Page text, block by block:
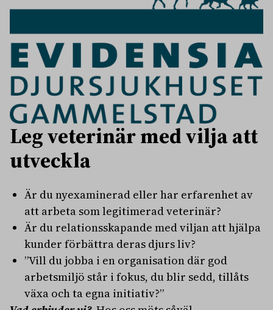
Leg veterinär med vilja att
utveckla
Är du nyexaminerad eller har erfarenhet av
att arbeta som legitimerad veterinär?
Är du relationsskapande med viljan att hjälpa
kunder förbättra deras djurs liv?
”Vill du jobba i en organisation där god
arbetsmiljö står i fokus, du blir sedd, tillåts
växa och ta egna initiativ?”